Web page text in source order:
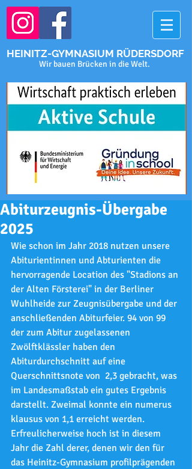
HEINITZ-GYMNASIUM RÜDERSDORF
Wir bauen Brücken in die Welt.
Abiturzeugnis-Übergabe
2025
Wie schon im Jahr 2018 nutzen unsere
Abiturientinnen und Abturienten die
hervorragende Location des "Stadions an
der Alten Försterei" in der Berliner
Wuhlheide zur Zeugnisübergabe und der
anschließenden Abiturfeier. 94 von 99
der zum Abitur zugelassenen
Zwölftklässler haben den
Abiturdurchschnitt auf eine
Querschnittsnote von  2,3 gebracht, was
im Landesmaßstab ein gutes Ergebnis
darstellt. Zweimal konnte ein numerus
klausus von 1,1 erreicht werden.
Erfreulicherweise hoch ist in diesem
Jahr die Zahl derer, denen wir den für
das Heinitz-Gymnasium profilprägenden